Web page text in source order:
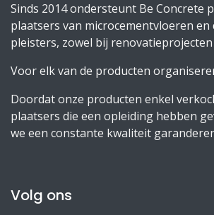
Sinds 2014 ondersteunt Be Concrete
plaatsers van microcementvloeren en
pleisters, zowel bij
Voor elk van de producten
Doordat onze producten enkel
plaatsers die een opleiding hebben
we een constante kwaliteit
Volg ons